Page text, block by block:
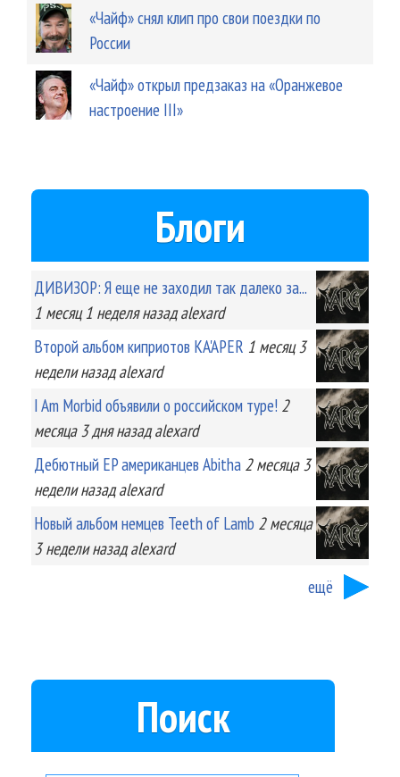
«Чайф» снял клип про свои поездки по
России
«Чайф» открыл предзаказ на «Оранжевое
настроение III»
Блоги
ДИВИЗОР: Я еще не заходил так далеко за...
1 месяц 1 неделяназад alexard
Второй альбом киприотов KA'APER 1 месяц 3
неделиназад alexard
I Am Morbid объявили о российском туре! 2
месяца 3 дняназад alexard
Дебютный EP американцев Abitha 2 месяца 3
неделиназад alexard
Новый альбом немцев Teeth of Lamb 2 месяца
3 неделиназад alexard
ещё
Поиск